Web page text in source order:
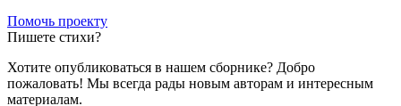
Помочь проекту
Пишете стихи?
Хотите опубликоваться в нашем сборнике? Добро
пожаловать! Мы всегда рады новым авторам и интересным
материалам.